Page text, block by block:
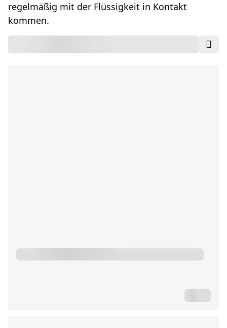
regelmäßig mit der Flüssigkeit in Kontakt
kommen.